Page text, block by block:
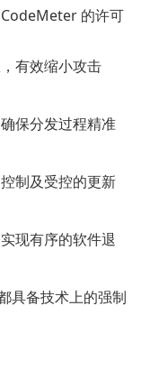
的许可
有效缩小攻击
保分发过程精准
制及受控的更新
现有序的软件退
具备技术上的强制